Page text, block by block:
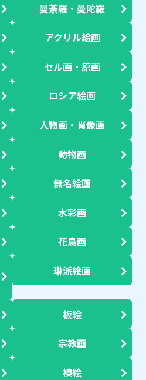
曼荼羅・曼陀羅
アクリル絵画
セル画・原画
ロシア絵画
人物画・肖像画
動物画
無名絵画
水彩画
花鳥画
琳派絵画
板絵
宗教画
襖絵